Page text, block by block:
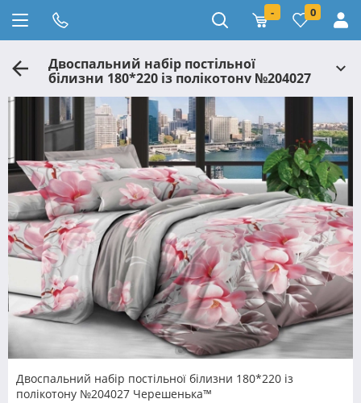
- 0
Двоспальний набір постільної
білизни 180*220 із полікотону №204027
Черешенька™
Двоспальний набір постільної білизни 180*220 із
полікотону №204027 Черешенька™